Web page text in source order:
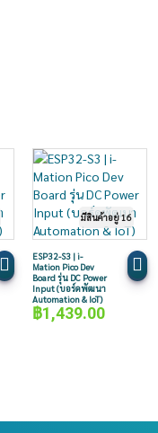
ESP32-S3 | i-
Mation Pico Dev
Board รุ่น DC Power
Input (บอร์ดพัฒนา
Automation & IoT)
฿1,439.00
มีสินค้าอยู่ 16